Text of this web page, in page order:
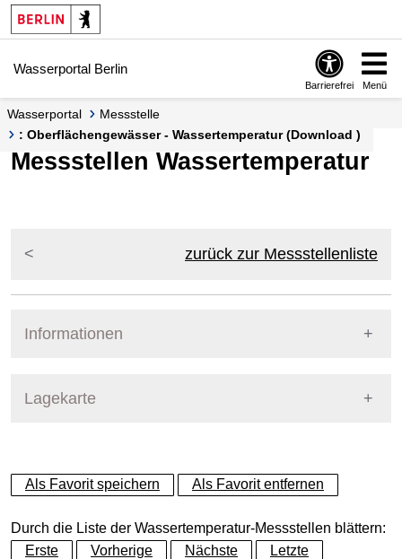
Springe zur Navigation
Springe zum Inhalt
Wasserportal Berlin
Barrierefrei Menü
Wasserportal
Messstelle
: Oberflächengewässer - Wassertemperatur (Download )
Messstellen Wassertemperatur
zurück zur Messstellenliste
Informationen
Lagekarte
+
−
Als Favorit speichern Als Favorit entfernen
Durch die Liste der Wassertemperatur-Messstellen blättern:
Erste
Vorherige Nächste Letzte